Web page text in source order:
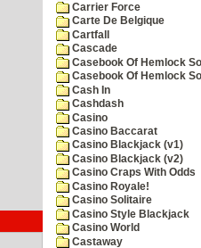
Carrier Force
Carte De Belgique
Cartfall
Cascade
Casebook Of Hemlock
Casebook Of Hemlock
Cash In
Cashdash
Casino
Casino Baccarat
Casino Blackjack (v1)
Casino Blackjack (v2)
Casino Craps With Odds
Casino Royale!
Casino Solitaire
Casino Style Blackjack
Casino World
Castaway